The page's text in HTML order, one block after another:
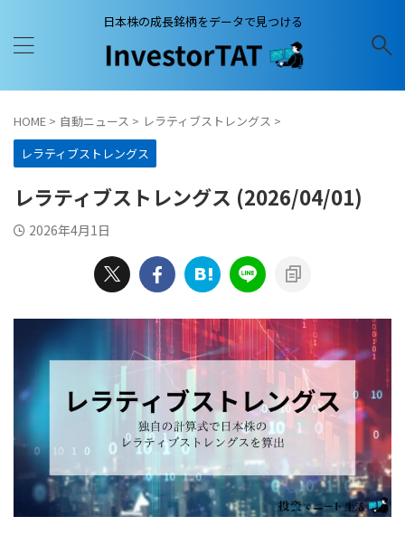
日本株の成長銘柄をデータで見つける
HOME > 自動ニュース > レラティブストレングス >
レラティブストレングス
レラティブストレングス (2026/04/01)
2026年4月1日